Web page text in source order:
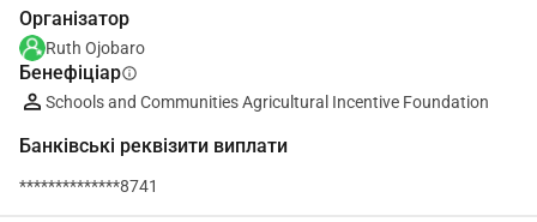
Організатор
Ruth Ojobaro
Бенефіціарinfo
Schools and Communities Agricultural Incentive Foundation
Банківські реквізити виплати
**************8741